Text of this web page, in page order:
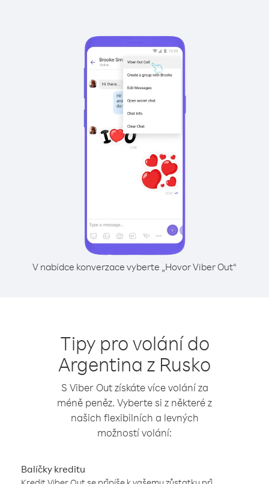
V nabídce konverzace vyberte „Hovor Viber Out“
Tipy pro volání do
Argentina z Rusko
S Viber Out získáte více volání za
méně peněz. Vyberte si z některé z
našich flexibilních a levných
možností volání:
Balíčky kreditu